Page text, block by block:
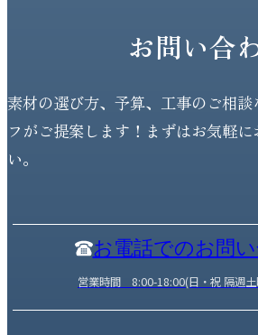
お問い合
素材の選び方、予算、工事のご相
フがご提案します！まずはお気軽
い。
お電話でのお問
営業時間 8:00-18:00(日・祝 隔週土